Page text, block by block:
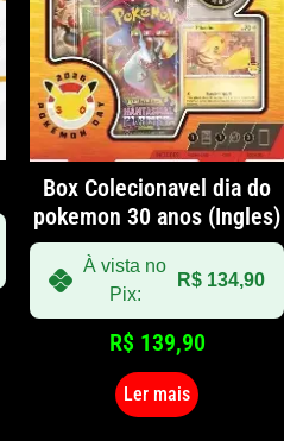
Box Colecionavel dia do
pokemon 30 anos (Ingles)
À vista no
Pix:
R$ 134,90
R$ 139,90
Ler mais